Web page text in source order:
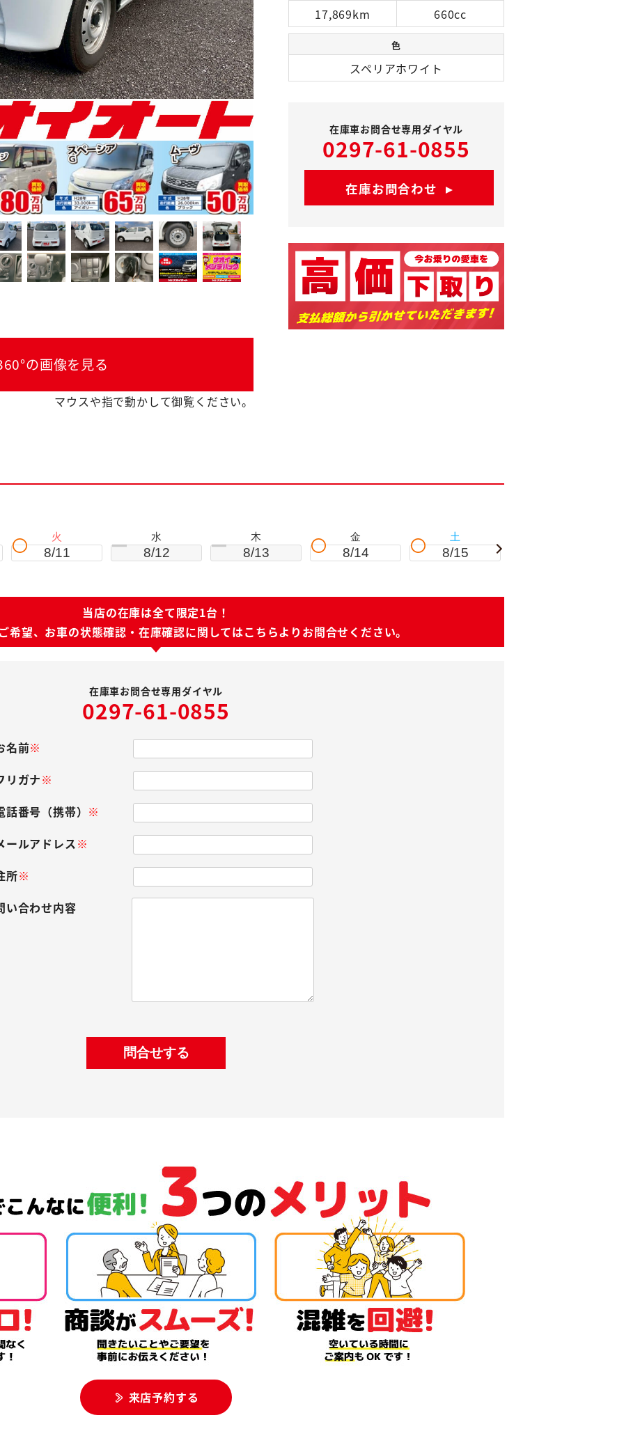
の画像を見る
マウスや指で動かして御覧ください。
17,869km 660cc
色
スペリアホワイト
在庫車お問合せ専用ダイヤル
0297-61-0855
在庫お問合わせ
火
8/11
水
8/12
木
8/13
金
8/14
土
8/15
当店の在庫は全て限定1台！
希望、お車の状態確認・ 在庫確認に関してはこちらより お問合せください。
在庫車お問合せ専用ダイヤル
0297-61-0855
名前※
リガナ※
話番号（携帯） ※
ールアドレス※
所※
い合わせ内容
来店予約する